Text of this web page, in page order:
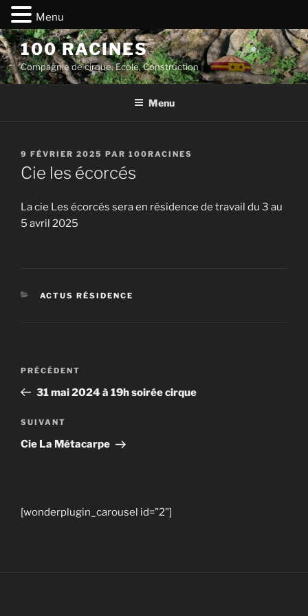
Aller
au
contenu
principal
100 RACINES
Compagnie de cirque, Ecole, Construction
Menu
PUBLIÉ
LE
9 FÉVRIER 2025 PAR 100RACINES
Cie les écorcés
La cie Les écorcés sera en résidence de travail du 3 au
5 avril 2025
CATÉGORIES
ACTUS RÉSIDENCE
Navigation
l’article
Article
précédent
PRÉCÉDENT
31 mai 2024 à 19h soirée cirque
Article
suivant
SUIVANT
Cie La Métacarpe
[wonderplugin_carousel id="2"]
Menu